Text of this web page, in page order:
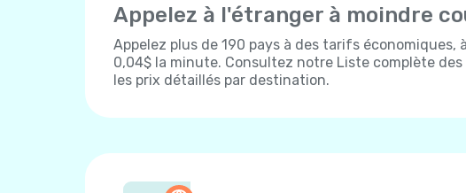
Appelez à l'étranger à moindre
Appelez plus de 190 pays à des tarifs économiques,
0,04$ la minute. Consultez notre Liste complète
les prix détaillés par destination.